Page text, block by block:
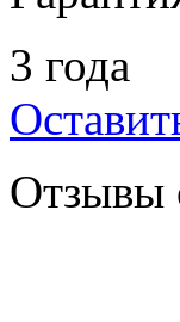
3 года
Отзывы